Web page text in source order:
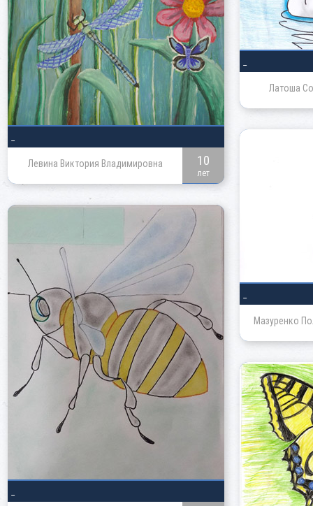
Латоша
Левина Виктория Владимировна 10
лет
Мазуренко